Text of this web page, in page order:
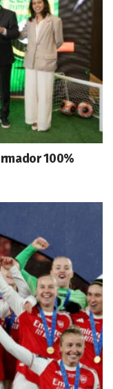
100%